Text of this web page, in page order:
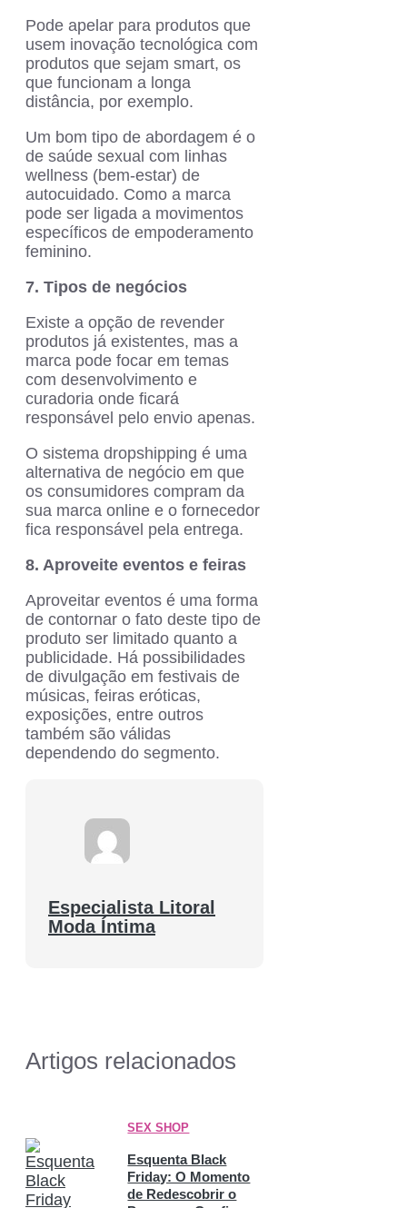
Pode apelar para produtos que
usem inovação tecnológica com
produtos que sejam smart, os
que funcionam a longa
distância, por exemplo.
Um bom tipo de abordagem é o
de saúde sexual com linhas
wellness (bem-estar) de
autocuidado. Como a marca
pode ser ligada a movimentos
específicos de empoderamento
feminino.
7. Tipos de negócios
Existe a opção de revender
produtos já existentes, mas a
marca pode focar em temas
com desenvolvimento e
curadoria onde ficará
responsável pelo envio apenas.
O sistema dropshipping é uma
alternativa de negócio em que
os consumidores compram da
sua marca online e o fornecedor
fica responsável pela entrega.
8. Aproveite eventos e feiras
Aproveitar eventos é uma forma
de contornar o fato deste tipo de
produto ser limitado quanto a
publicidade. Há possibilidades
de divulgação em festivais de
músicas, feiras eróticas,
exposições, entre outros
também são válidas
dependendo do segmento.
Especialista Litoral
Moda Íntima
Artigos relacionados
SEX SHOP
Esquenta Black
Friday: O Momento
de Redescobrir o